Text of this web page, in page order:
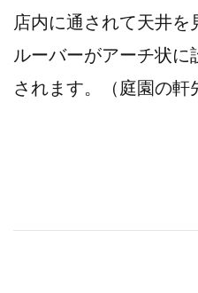
店内に通されて天井
ルーバーがアーチ状
されます。（庭園の軒